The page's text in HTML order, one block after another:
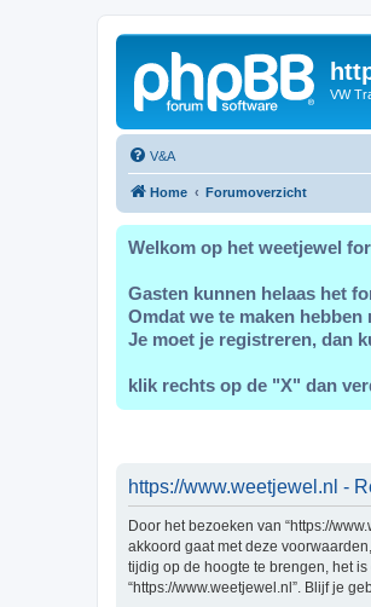
VW
V&A
Home Forumoverzicht
Welkom op het weetjewel
Gasten kunnen helaas het
Omdat we te maken hebben
Je moet je registreren, dan
klik rechts op de "X" dan
https://www.weetjewel.nl -
Door het bezoeken van “https://
akkoord gaat met deze
tijdig op de hoogte te brengen, het
“https://www.weetjewel.nl”. Blijf je